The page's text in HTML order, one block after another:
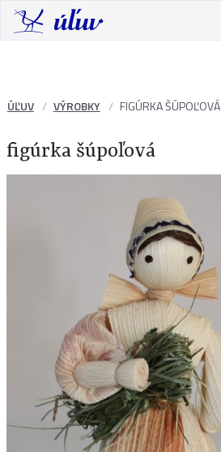
ÚĽUV VÝROBKY FIGÚRKA ŠÚPOĽOVÁ
figúrka šúpoľová